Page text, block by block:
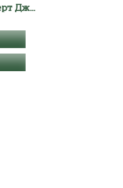
Коллингвуд Роберт Джордж